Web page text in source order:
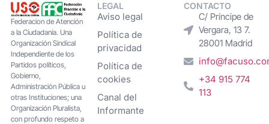
Federacion de Atención
a la Ciudadanía. Una
Organización Sindical
Independiente de los
Partidos políticos,
Gobierno,
Administración Pública u
otras Instituciones; una
Organización Pluralista,
con profundo respeto a
LEGAL
Aviso legal
Política de
privacidad
Política de
cookies
Canal del
Informante
CONTACTO
C/ Príncipe de
Vergara, 13 7.
28001 Madrid
+34 915 774
113